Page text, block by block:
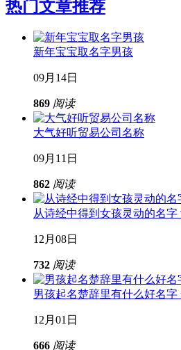
热门文章推荐
新年宝宝取名字男孩
09月14日
869 阅读
大气好听贸易公司名称
09月11日
862 阅读
从诗经中得到女孩灵动的名
12月08日
732 阅读
男孩起名楚辞里有什么好名
12月01日
666 阅读